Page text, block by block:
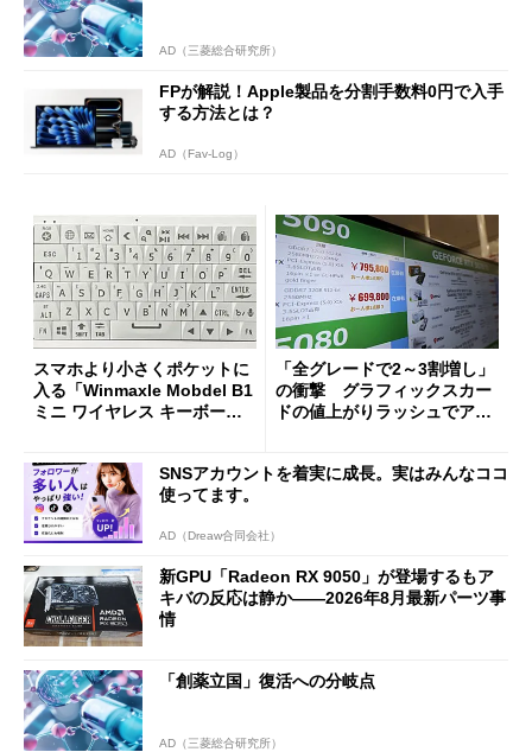
AD（三菱総合研究所）
FPが解説！Apple製品を分割手数料0円で入手
する方法とは？
AD（Fav-Log）
スマホより小さくポケットに
入る「Winmaxle Mobdel B1
ミニ ワイヤレス キーボー
「全グレードで2～3割増し」
の衝撃 グラフィックスカー
ドの値上がりラッシュでアキ
SNSアカウントを着実に成長。実はみんなココ
使ってます。
AD（Dreaw合同会社）
新GPU「Radeon RX 9050」が登場するもア
キバの反応は静か――2026年8月最新パーツ事
情
「創薬立国」復活への分岐点
AD（三菱総合研究所）